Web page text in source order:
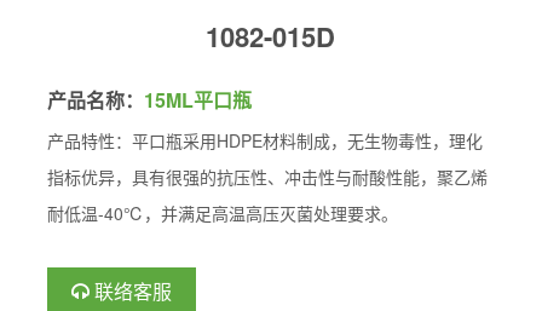
1082-015D
产品名称： 15ML平口瓶
产品特性：平口瓶采用HDPE材料制成，无生物毒性，理化
指标优异，具有很强的抗压性、冲击性与耐酸性能，聚乙烯
耐低温-40℃，并满足高温高压灭菌处理要求。
联络客服